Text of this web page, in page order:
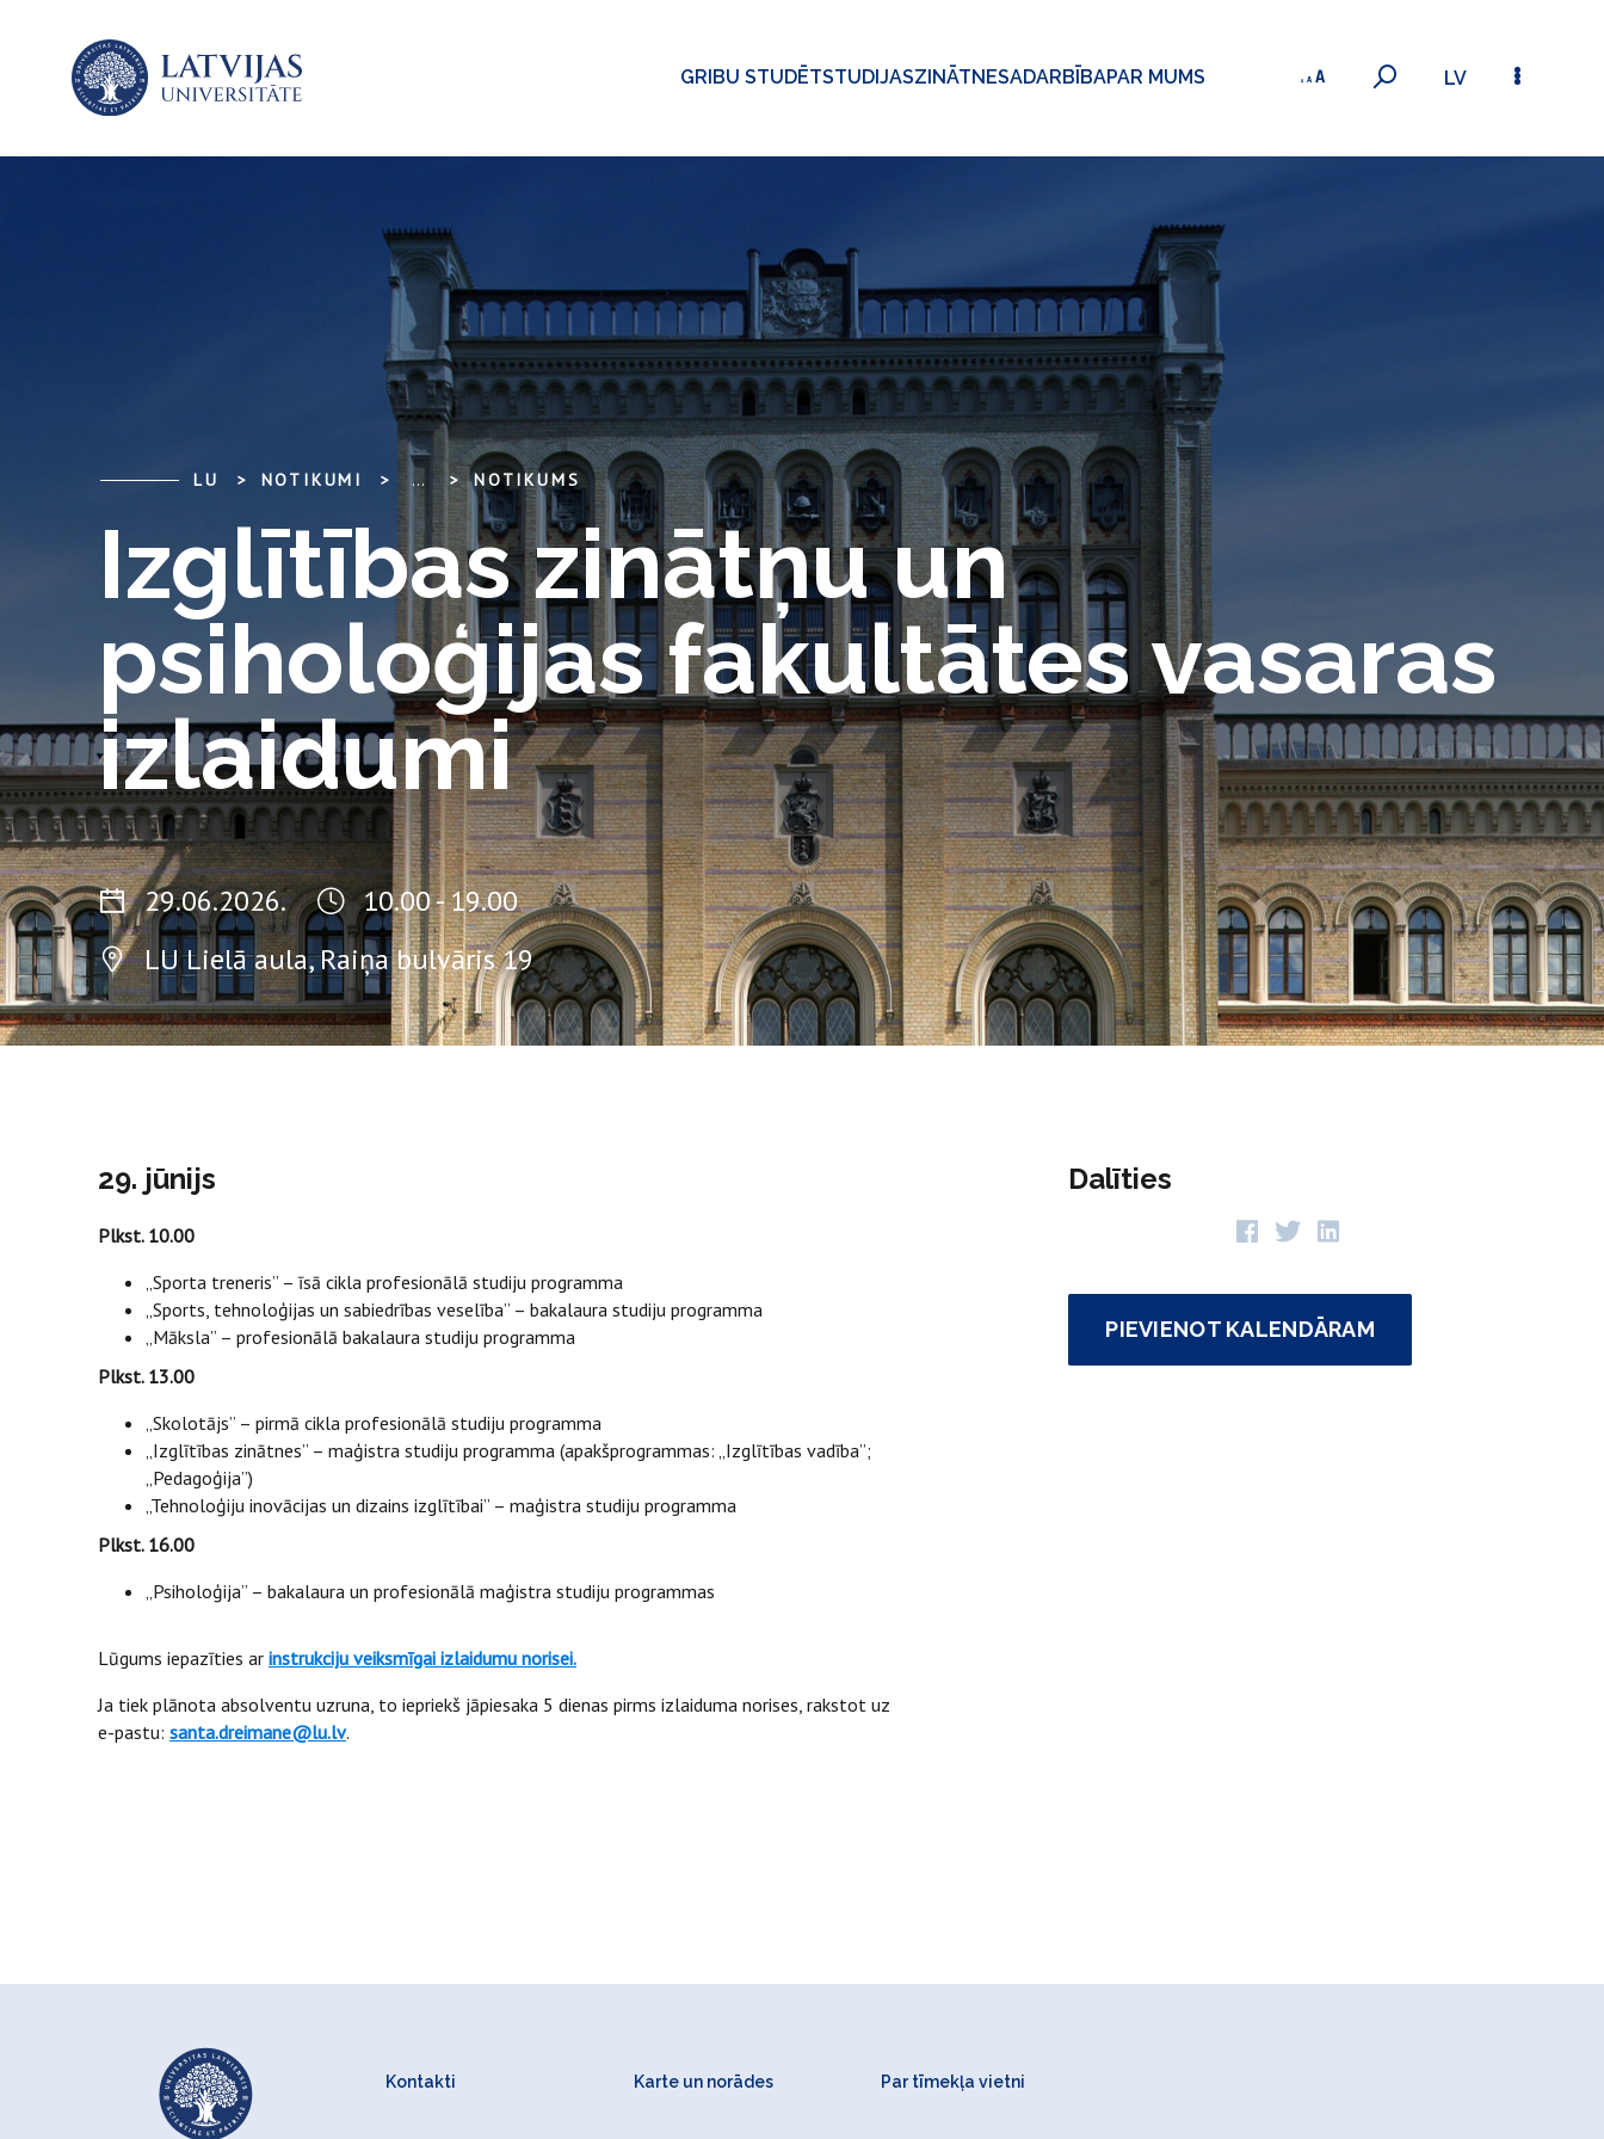
GRIBU STUDĒTSTUDIJASZINĀTNESADARBĪBAPAR MUMS LV
LU NOTIKUMI ... NOTIKUMS
Izglītības zinātņu un
psiholoģijas fakultātes vasaras
izlaidumi
29.06.2026.
10.00 - 19.00
LU Lielā aula, Raiņa bulvāris 19
29. jūnijs
Plkst. 10.00
„Sporta treneris” – īsā cikla profesionālā studiju programma
„Sports, tehnoloģijas un sabiedrības veselība” – bakalaura studiju programma
„Māksla” – profesionālā bakalaura studiju programma
Plkst. 13.00
„Skolotājs” – pirmā cikla profesionālā studiju programma
„Izglītības zinātnes” – maģistra studiju programma (apakšprogrammas: „Izglītības vadība”;
„Pedagoģija”)
„Tehnoloģiju inovācijas un dizains izglītībai” – maģistra studiju programma
Plkst. 16.00
„Psiholoģija” – bakalaura un profesionālā maģistra studiju programmas
Lūgums iepazīties ar instrukciju veiksmīgai izlaidumu norisei.
Ja tiek plānota absolventu uzruna, to iepriekš jāpiesaka 5 dienas pirms izlaiduma norises, rakstot uz
e-pastu: santa.dreimane@lu.lv.
Dalīties
PIEVIENOT KALENDĀRAM
Kontakti Karte un norādes Par tīmekļa vietni